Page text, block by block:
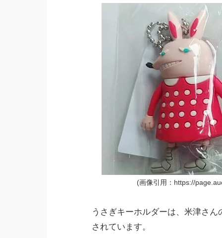
(画像引用：https://
うさぎキーホルダーは、米津さ
されています。